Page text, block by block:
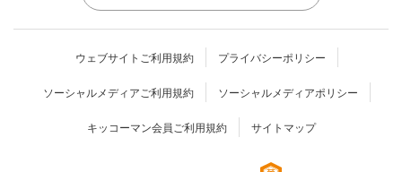
ウェブサイトご利用規約 プライバシーポリシー
ソーシャルメディアご利用規約 ソーシャルメディアポリシー
キッコーマン会員ご利用規約 サイトマップ